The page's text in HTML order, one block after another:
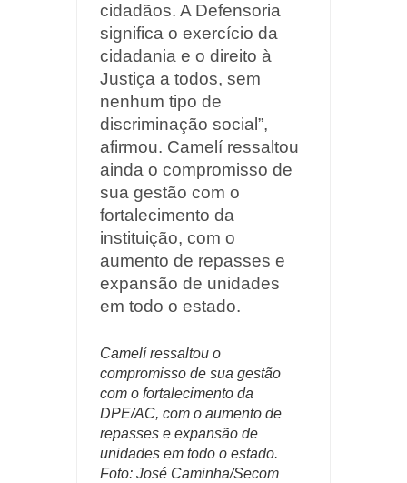
cidadãos. A Defensoria
significa o exercício da
cidadania e o direito à
Justiça a todos, sem
nenhum tipo de
discriminação social”,
afirmou. Camelí ressaltou
ainda o compromisso de
sua gestão com o
fortalecimento da
instituição, com o
aumento de repasses e
expansão de unidades
em todo o estado.
Camelí ressaltou o
compromisso de sua gestão
com o fortalecimento da
DPE/AC, com o aumento de
repasses e expansão de
unidades em todo o estado.
Foto: José Caminha/Secom